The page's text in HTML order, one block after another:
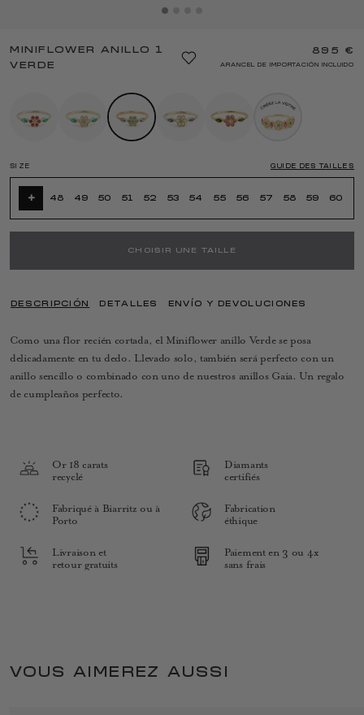
MINIFLOWER ANILLO 1
VERDE
895 €
ARANCEL DE IMPORTACIÓN INCLUIDO
SIZE GUIDE DES TAILLES
+ 48 49 50 51 52 53 54 55 56 57 58 59 60
CHOISIR UNE TAILLE
DESCRIPCIÓN DETALLES ENVÍO Y DEVOLUCIONES
Como una flor recién cortada, el Miniflower anillo Verde se posa
delicadamente en tu dedo. Llevado solo, también será perfecto con un
anillo sencillo o combinado con uno de nuestros anillos Gaia. Un regalo
de cumpleaños perfecto.
Or 18 carats
recyclé
Diamants
certifiés
Fabriqué à Biarritz ou à
Porto
Fabrication
éthique
Livraison et
retour gratuits
Paiement en 3 ou 4x
sans frais
VOUS AIMEREZ AUSSI